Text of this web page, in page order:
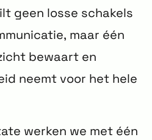
geen losse schakels
maar één
bewaart en
neemt voor het hele
werken we met één